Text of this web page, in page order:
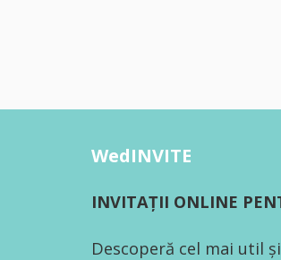
WedINVITE
INVITAȚII ONLINE
Descoperă cel mai util